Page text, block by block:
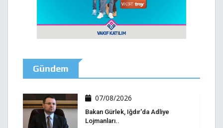
Gündem
07/08/2026
Bakan Gürlek, Iğdır'da Adliye
Lojmanları..